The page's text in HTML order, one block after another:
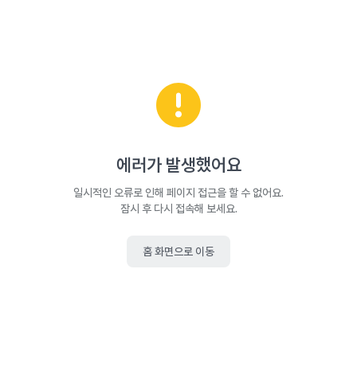
에러가 발생했어요
일시적인 오류로 인해 페이지 접근을 할 수 없어요.
잠시 후 다시 접속해 보세요.
홈 화면으로 이동